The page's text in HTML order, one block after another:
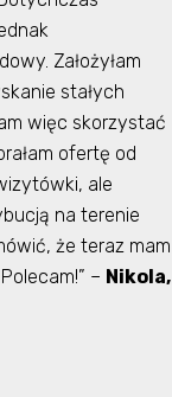
Założyłam
stałych
więc skorzystać
ofertę od
ale
na terenie
że teraz mam
– Nikola,